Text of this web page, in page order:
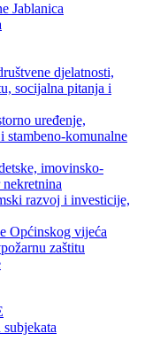
Jablanica
djelatnosti,
socijalna pitanja i
uređenje,
stambeno-komunalne
imovinsko-
razvoj i investicije,
Općinskog vijeća
zaštitu